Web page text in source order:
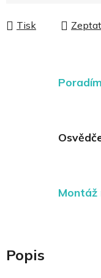
Tisk
Montáž
Popis